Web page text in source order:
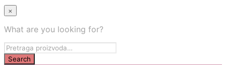
×
What are you looking for?